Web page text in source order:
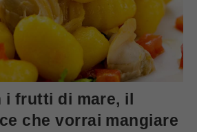
i frutti di mare, il
che vorrai mangiare